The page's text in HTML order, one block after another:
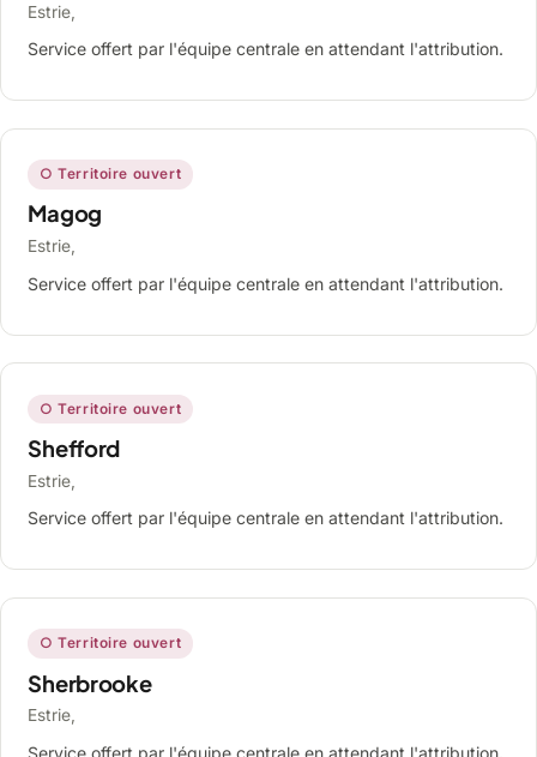
Estrie,
Service offert par l'équipe centrale en attendant l'attribution.
○ Territoire ouvert
Magog
Estrie,
Service offert par l'équipe centrale en attendant l'attribution.
○ Territoire ouvert
Shefford
Estrie,
Service offert par l'équipe centrale en attendant l'attribution.
○ Territoire ouvert
Sherbrooke
Estrie,
Service offert par l'équipe centrale en attendant l'attribution.